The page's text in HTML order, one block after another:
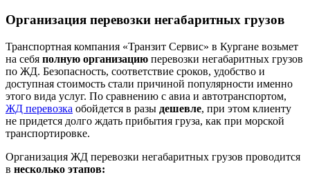
Организация перевозки негабаритных грузов
Транспортная компания «Транзит Сервис» в Кургане возьмет
на себя полную организацию перевозки негабаритных грузов
по ЖД. Безопасность, соответствие сроков, удобство и
доступная стоимость стали причиной популярности именно
этого вида услуг. По сравнению с авиа и автотранспортом,
ЖД перевозка обойдется в разы дешевле, при этом клиенту
не придется долго ждать прибытия груза, как при морской
транспортировке.
Организация ЖД перевозки негабаритных грузов проводится
в несколько этапов: